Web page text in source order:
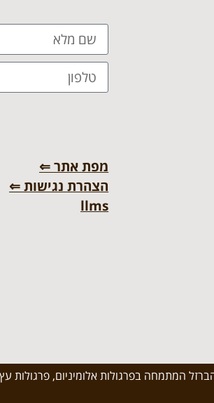
מפת אתר ⇐
הצהרת נגישות ⇐
llms
המתמחה בפרגולות אלומיניום, פרגולות עץ,